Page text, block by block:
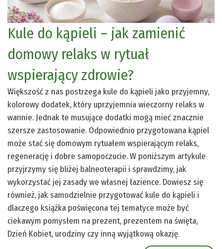
Kule do kąpieli – jak zamienić
domowy relaks w rytuał
wspierający zdrowie?
Większość z nas postrzega kule do kąpieli jako przyjemny,
kolorowy dodatek, który uprzyjemnia wieczorny relaks w
wannie. Jednak te musujące dodatki mogą mieć znacznie
szersze zastosowanie. Odpowiednio przygotowana kąpiel
może stać się domowym rytuałem wspierającym relaks,
regenerację i dobre samopoczucie. W poniższym artykule
przyjrzymy się bliżej balneoterapii i sprawdzimy, jak
wykorzystać jej zasady we własnej łazience. Dowiesz się
również, jak samodzielnie przygotować kule do kąpieli i
dlaczego książka poświęcona tej tematyce może być
ciekawym pomysłem na prezent, prezentem na święta,
Dzień Kobiet, urodziny czy inną wyjątkową okazję.